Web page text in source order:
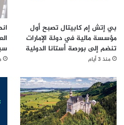
بي إتش إم كابيتال تصبح أول
مؤسسة مالية في دولة الإمارات
تنضم إلى بورصة أستانا الدولية
منذ 3 أيام